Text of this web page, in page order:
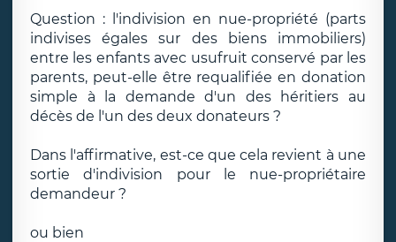
Question : l'indivision en nue-propriété (parts
indivises égales sur des biens immobiliers)
entre les enfants avec usufruit conservé par les
parents, peut-elle être requalifiée en donation
simple à la demande d'un des héritiers au
décès de l'un des deux donateurs ?
Dans l'affirmative, est-ce que cela revient à une
sortie d'indivision pour le nue-propriétaire
demandeur ?
ou bien